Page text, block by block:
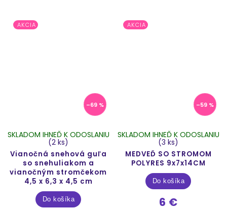
AKCIA
–69 %
Vianočná snehová guľa
so snehuliakom a
vianočným stromčekom
4,5 x 6,3 x 4,5 cm
SKLADOM IHNEĎ K ODOSLANIU
(2 ks)
Do košíka
AKCIA
–59 %
MEDVEĎ SO STROMOM
POLYRES 9x7x14CM
SKLADOM IHNEĎ K ODOSLANIU
(3 ks)
6 €
Do košíka